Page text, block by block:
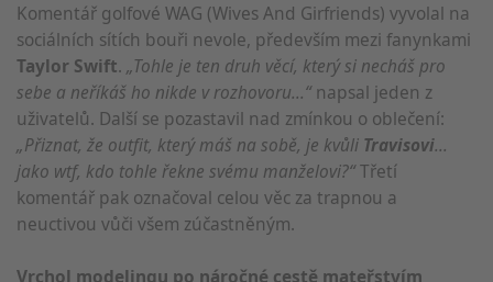
Komentář golfové WAG (Wives And Girfriends) vyvolal na
sociálních sítích bouři nevole, především mezi fanynkami
Taylor Swift. „Tohle je ten druh věcí, který si necháš pro
sebe a neříkáš ho nikde v rozhovoru...“napsal jeden z
uživatelů. Další se pozastavil nad zmínkou o oblečení:
„Přiznat, že outfit, který máš na sobě, je kvůli Travisovi...
jako wtf, kdo tohle řekne svému manželovi?“Třetí
komentář pak označoval celou věc za trapnou a
neuctivou vůči všem zúčastněným.
Vrchol modelingu po náročné cestě mateřstvím